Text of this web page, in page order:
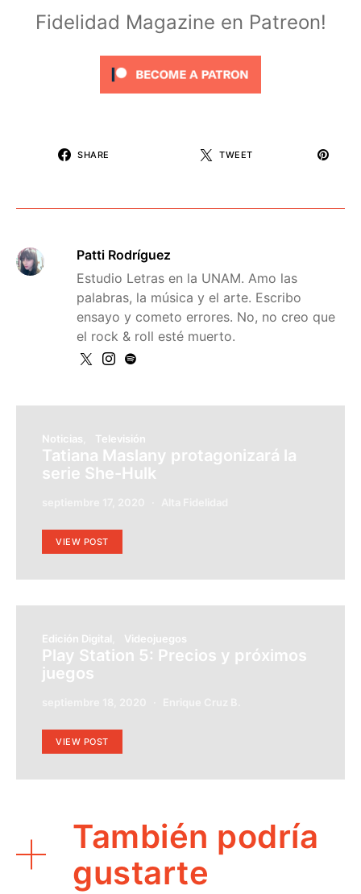
Fidelidad Magazine en Patreon!
SHARE TWEET
Patti Rodríguez
Estudio Letras en la UNAM. Amo las
palabras, la música y el arte. Escribo
ensayo y cometo errores. No, no creo que
el rock & roll esté muerto.
Noticias Televisión
Tatiana Maslany protagonizará la
serie She-Hulk
VIEW POST
Edición Digital Videojuegos
Play Station 5: Precios y próximos
juegos
VIEW POST
También podría
gustarte